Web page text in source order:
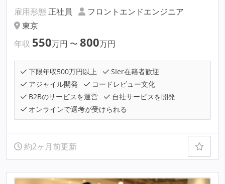
雇用形態 正社員
フロントエンドエンジニア
東京
年収 550万円 〜 800万円
下限年収500万円以上
SIer在籍者歓迎
アジャイル開発
コードレビュー文化
B2Bのサービスを運営
自社サービスを開発
オンラインで選考が受けられる
約2ヶ月前更新